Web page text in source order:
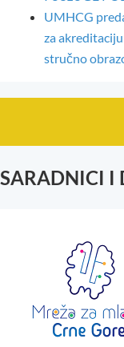
UMHCG
za
stručno
SARADNICI I